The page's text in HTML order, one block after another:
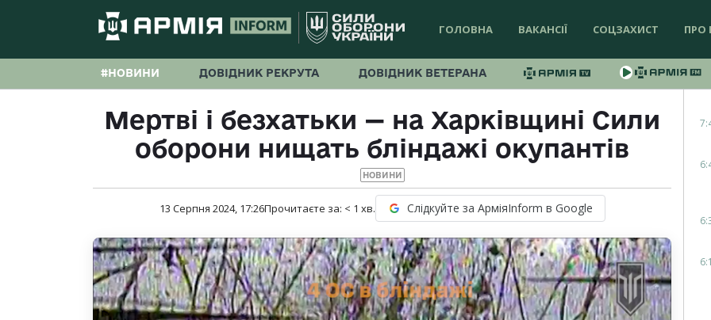
ГОЛОВНА ВАКАНСІЇ СОЦЗАХИСТ ПРО
#НОВИНИ ДОВІДНИК РЕКРУТА ДОВІДНИК ВЕТЕРАНА
Мертві і безхатьки — на Харківщині Сили
оборони нищать бліндажі окупантів
НОВИНИ
13 Серпня 2024, 17:26Прочитаєте за: < 1 хв. Слідкуйте за АрміяInform в Google